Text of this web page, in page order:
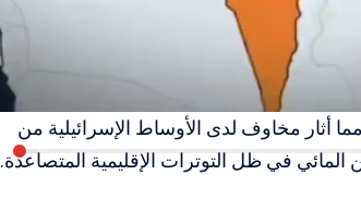
أثار مخاوف لدى الأوساط الإسرائيلية من
المائي في ظل التوترات الإقليمية المتصاعدة.